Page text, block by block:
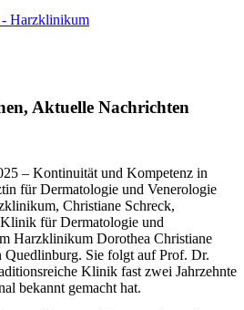
Aktuelle Nachrichten
– Kontinuität und Kompetenz in
für Dermatologie und Venerologie
Christiane Schreck,
für Dermatologie und
Harzklinikum Dorothea Christiane
Sie folgt auf Prof. Dr.
Klinik fast zwei Jahrzehnte
bekannt gemacht hat.